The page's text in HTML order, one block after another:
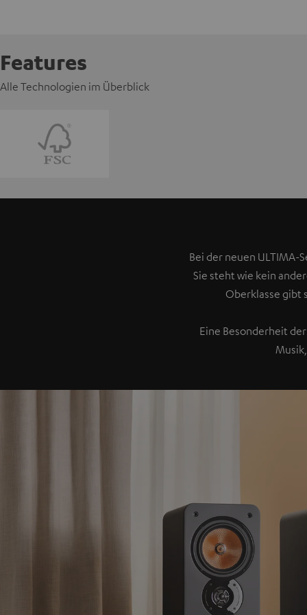
Features
Alle Technologien im Überblick
Bei der neuen ULTIMA-
Sie steht wie kein
Oberklasse gibt
Eine Besonderheit